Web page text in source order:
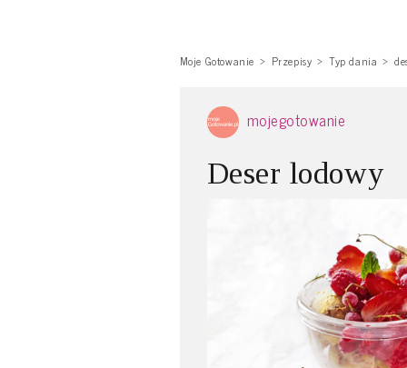
Moje Gotowanie Przepisy Typ dania
mojegotowanie
Deser lodowy